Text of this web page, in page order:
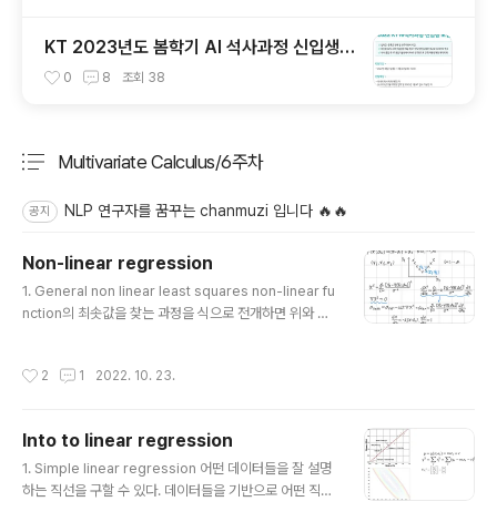
KT 2023년도 봄학기 AI 석사과정 신입생
모집 서류 합격 및 코딩 테스트/인적성 검사
0 8 조회 38
Multivariate Calculus/6주차
공지 NLP 연구자를 꿈꾸는 chanmuzi 입니다 🔥🔥
Non-linear regression
1. General non linear least squares non-linear fu
nction의 최솟값을 찾는 과정을 식으로 전개하면 위와 같
수에 대해 편미분한 결과를 파악해두어야 한다. linear re
복적으로 빼주어야 한다. 이때 dy / da_k는 y가 a1, a2로
구성된 식이므로 이를 계산하기 전 식을 나타내고 있다. 2.
Fitting a non-linear function (Quiz) 비선형 함수를 적
2 1 2022. 10. 23.
Into to linear regression
1. Simple linear regression 어떤 데이터들을 잘 설명
하는 직선을 구할 수 있다. 데이터들을 기반으로 어떤 직선